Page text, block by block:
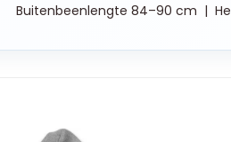
84–90 cm |